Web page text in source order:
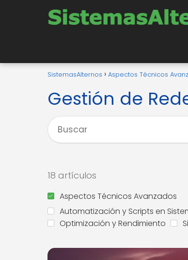
SistemasAlternos Aspectos Técnicos
Gestión de
18 artículos
Aspectos Técnicos Avanzados
Automatización y Scripts en
Optimización y Rendimiento